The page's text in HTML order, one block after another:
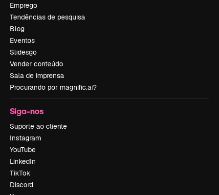
Emprego
Tendências de pesquisa
Blog
Eventos
Slidesgo
Vender conteúdo
Sala de imprensa
Procurando por magnific.ai?
Siga-nos
Suporte ao cliente
Instagram
YouTube
LinkedIn
TikTok
Discord